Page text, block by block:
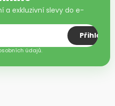
a exkluzivní slevy do e-
Přihlásit
údajů.